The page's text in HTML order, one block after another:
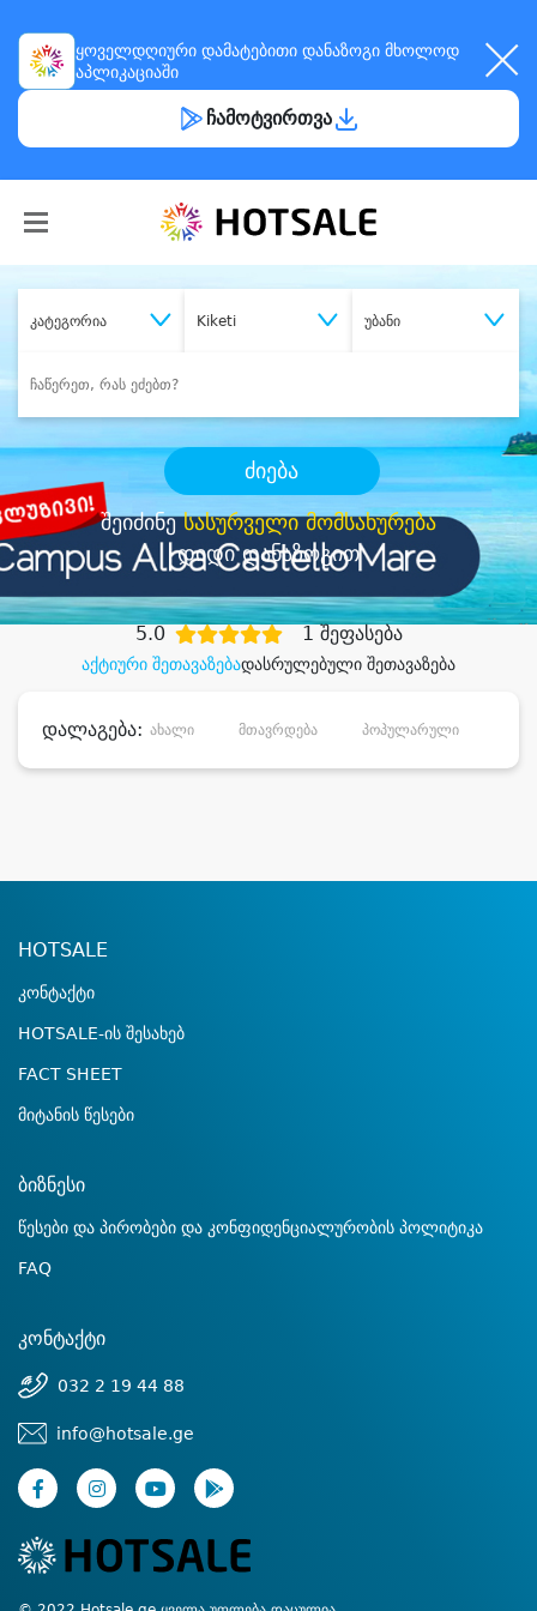
ყოველდღიური დამატებითი დანაზოგი მხოლოდ
აპლიკაციაში
ჩამოტვირთვა
კატეგორია Kiketi უბანი
ძიება
შეიძინესასურველი მომსახურება
დიდი დანაზოგით
აქტიური შეთავაზებადასრულებული შეთავაზება
5.0 1 შეფასება
დალაგება: ახალი მთავრდება პოპულარული
HOTSALE
კონტაქტი
HOTSALE-ის შესახებ
FACT SHEET
მიტანის წესები
ბიზნესი
წესები და პირობები და კონფიდენციალურობის პოლიტიკა
FAQ
კონტაქტი
032 2 19 44 88
info@hotsale.ge